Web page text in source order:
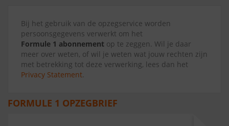
Bij het gebruik van de opzegservice worden
persoonsgegevens verwerkt om het
Formule 1 abonnement op te zeggen. Wil je daar
meer over weten, of wil je weten wat jouw rechten zijn
met betrekking tot deze verwerking, lees dan het
Privacy Statement.
FORMULE 1 OPZEGBRIEF